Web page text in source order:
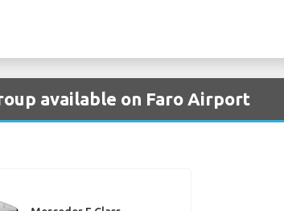
available on Faro Airport